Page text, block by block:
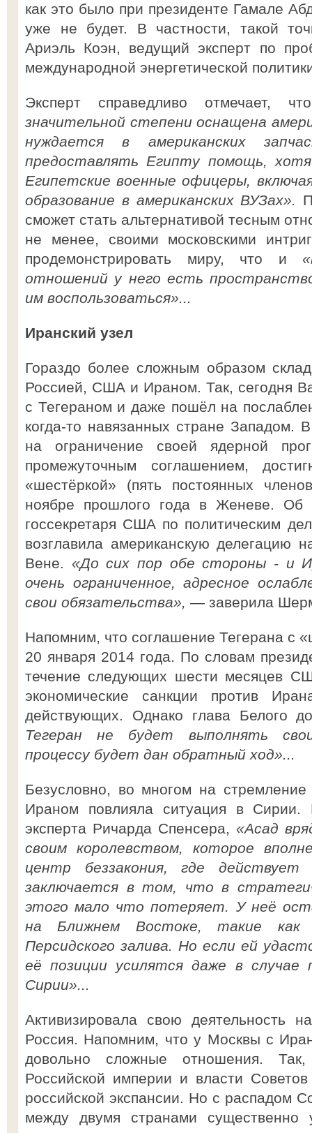
как это было при президенте Гамале
уже не будет. В частности, такой
Ариэль Коэн, ведущий эксперт по
международной энергетической
Эксперт справедливо отмечает,
значительной степени оснащена
нуждается в американских
предоставлять Египту помощь,
Египетские военные офицеры,
образование в американских ВУЗах».
сможет стать альтернативой тесным
не менее, своими московскими
продемонстрировать миру, что и
отношений у него есть
им воспользоваться»...
Иранский узел
Гораздо более сложным образом
Россией, США и Ираном. Так, сегодня
с Тегераном и даже пошёл на
когда-то навязанных стране
на ограничение своей ядерной
промежуточным соглашением,
«шестёркой» (пять постоянных
ноябре прошлого года в Женеве. Об
госсекретаря США по политическим
возглавила американскую делегацию
Вене. «До сих пор обе стороны - и
очень ограниченное, адресное
свои обязательства», — заверила
Напомним, что соглашение Тегерана с
20 января 2014 года. По словам
течение следующих шести месяцев
экономические санкции против
действующих. Однако глава Белого
Тегеран не будет выполнять
процессу будет дан обратный ход»...
Безусловно, во многом на
Ираном повлияла ситуация в Сирии.
эксперта Ричарда Спенсера, «Асад
своим королевством, которое
центр беззакония, где
заключается в том, что в
этого мало что потеряет. У неё
на Ближнем Востоке, такие как
Персидского залива. Но если ей
её позиции усилятся даже в случае
Сирии»...
Активизировала свою деятельность
Россия. Напомним, что у Москвы с
довольно сложные отношения.
Российской империи и власти
российской экспансии. Но с распадом
между двумя странами существенно